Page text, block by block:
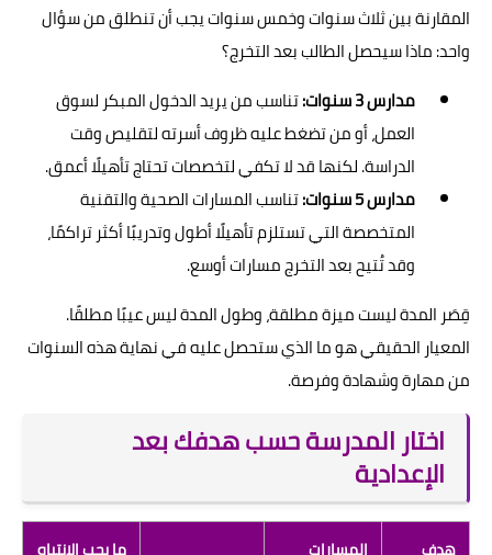
المقارنة بين ثلاث سنوات وخمس سنوات يجب أن تنطلق من سؤال
واحد: ماذا سيحصل الطالب بعد التخرج؟
مدارس 3 سنوات:
تناسب من يريد الدخول المبكر لسوق
العمل، أو من تضغط عليه ظروف أسرته لتقليص وقت
الدراسة. لكنها قد لا تكفي لتخصصات تحتاج تأهيلًا أعمق.
مدارس 5 سنوات:
تناسب المسارات الصحية والتقنية
المتخصصة التي تستلزم تأهيلًا أطول وتدريبًا أكثر تراكمًا،
وقد تُتيح بعد التخرج مسارات أوسع.
قِصَر المدة ليست ميزة مطلقة، وطول المدة ليس عيبًا مطلقًا.
المعيار الحقيقي هو ما الذي ستحصل عليه في نهاية هذه السنوات
من مهارة وشهادة وفرصة.
اختار المدرسة حسب هدفك بعد
الإعدادية
هدف
المسارات
ما يجب الانتباه